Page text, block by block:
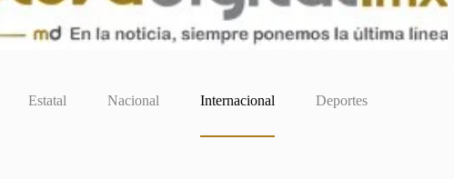
Estatal Nacional Internacional Deportes